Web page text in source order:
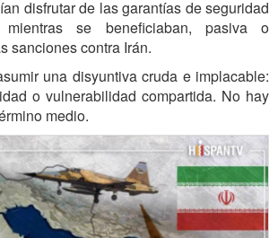
disfrutar de las garantías de seguridad
mientras se beneficiaban, pasiva o
sanciones contra Irán.
una disyuntiva cruda e implacable:
o vulnerabilidad compartida. No hay
medio.